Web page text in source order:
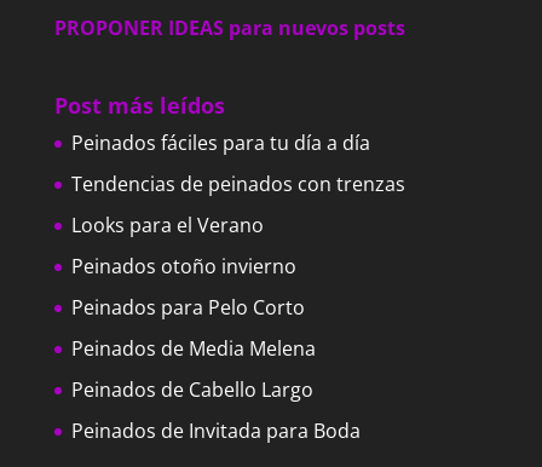
PROPONER IDEAS para nuevos posts
Post más leídos
Peinados fáciles para tu día a día
Tendencias de peinados con trenzas
Looks para el Verano
Peinados otoño invierno
Peinados para Pelo Corto
Peinados de Media Melena
Peinados de Cabello Largo
Peinados de Invitada para Boda